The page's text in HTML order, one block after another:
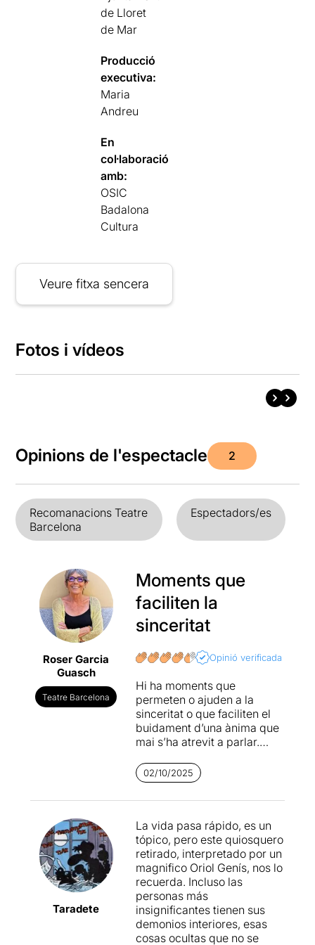
de Lloret
de Mar
Producció
executiva:
Maria
Andreu
En
col·laboració
amb:
OSIC
Badalona
Cultura
Veure fitxa sencera
Fotos i vídeos
Opinions de l'espectacle 2
Recomanacions Teatre
Barcelona
Espectadors/es
Roser Garcia
Guasch
Teatre Barcelona
Moments que
faciliten la
sinceritat
Opinió verificada
Hi ha moments que
permeten o ajuden a la
sinceritat o que faciliten el
buidament d’una ànima que
mai s’ha atrevit a parlar.
relació amb la mort o la por
de no despertar d’una
anestèsia. Aquest darrer és
monòleg, el protagonista del
qual ha de ser intervingut
l’endemà d’una cirurgia
cardíaca. El company
d’habitació és el dipositari
de tota aquesta interessant
informació que desvetlla
mica a mica: la relació amb
el seu pare i especialment
02/10/2025
Taradete
La vida pasa rápido, es un
tópico, pero este quiosquero
retirado, interpretado por un
magnifico Oriol Genís, nos lo
recuerda. Incluso las
personas más
insignificantes tienen sus
demonios interiores, esas
cosas ocultas que no se